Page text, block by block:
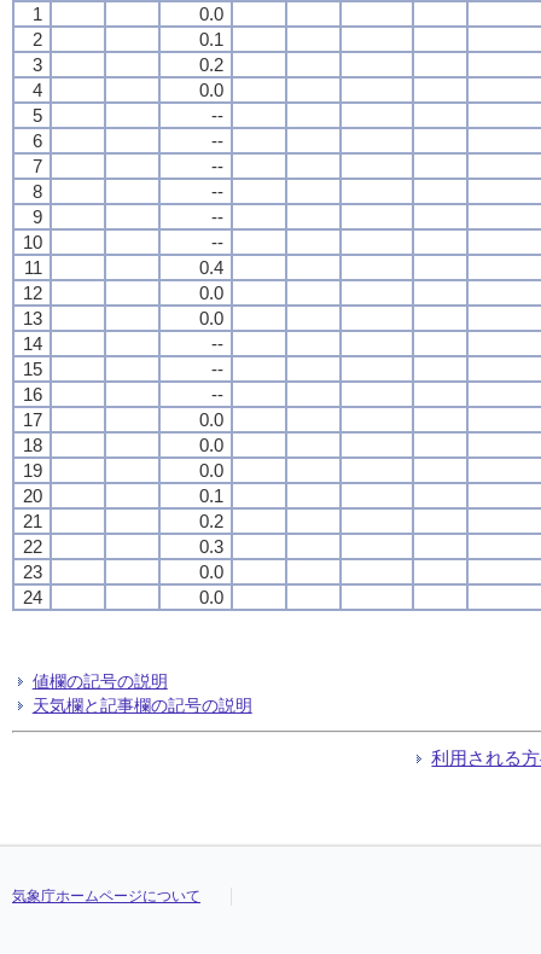
1
0.0
2
0.1
3
0.2
4
0.0
5
--
6
--
7
--
8
--
9
--
10
--
11
0.4
12
0.0
13
0.0
14
--
15
--
16
--
17
0.0
18
0.0
19
0.0
20
0.1
21
0.2
22
0.3
23
0.0
24
0.0
値欄の記号の説明
天気欄と記事欄の記号の説明
利用される
気象庁ホームページについて